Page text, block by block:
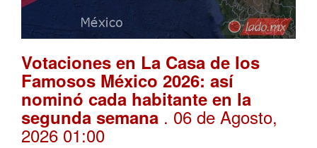
Votaciones en La Casa de los
Famosos México 2026: así
nominó cada habitante en la
segunda semana . 06 de Agosto,
2026 01:00